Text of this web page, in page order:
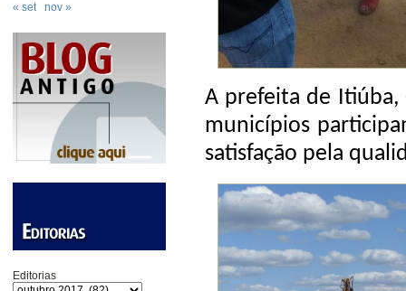
« set
nov »
Editorias
A prefeita de Itiúba,
municípios
satisfação pela